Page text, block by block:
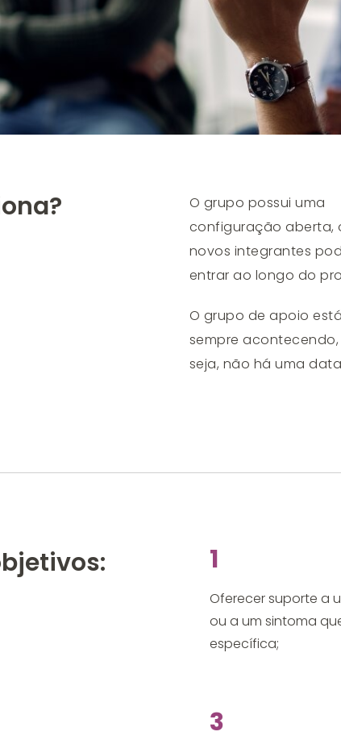
O grupo possui uma
configuração aberta,
novos integrantes
entrar ao longo do
O grupo de apoio está
sempre acontecendo,
seja, não há uma
1
Oferecer suporte a
ou a um sintoma
específica;
3